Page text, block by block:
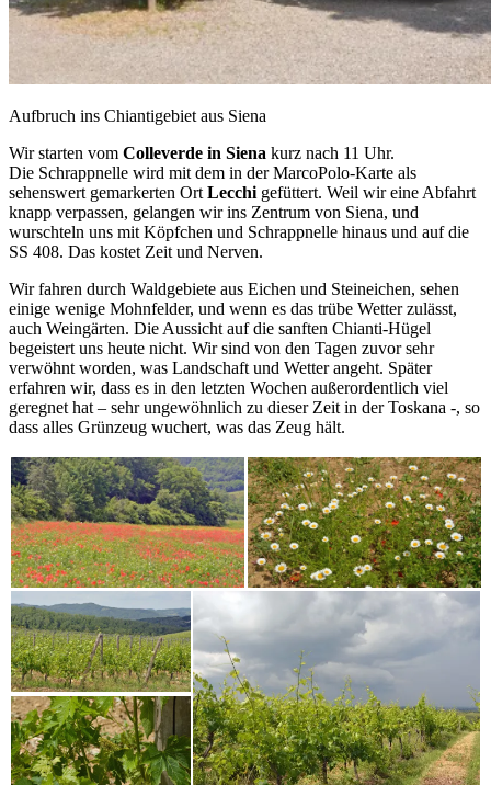
Aufbruch ins Chiantigebiet aus Siena
Wir starten vom Colleverde in Siena kurz nach 11 Uhr.
Die Schrappnelle wird mit dem in der MarcoPolo-Karte als
sehenswert gemarkerten Ort Lecchi gefüttert. Weil wir eine Abfahrt
knapp verpassen, gelangen wir ins Zentrum von Siena, und
wurschteln uns mit Köpfchen und Schrappnelle hinaus und auf die
SS 408. Das kostet Zeit und Nerven.
Wir fahren durch Waldgebiete aus Eichen und Steineichen, sehen
einige wenige Mohnfelder, und wenn es das trübe Wetter zulässt,
auch Weingärten. Die Aussicht auf die sanften Chianti-Hügel
begeistert uns heute nicht. Wir sind von den Tagen zuvor sehr
verwöhnt worden, was Landschaft und Wetter angeht. Später
erfahren wir, dass es in den letzten Wochen außerordentlich viel
geregnet hat – sehr ungewöhnlich zu dieser Zeit in der Toskana -, so
dass alles Grünzeug wuchert, was das Zeug hält.